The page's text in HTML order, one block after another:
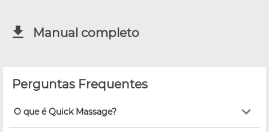
Manual completo
Perguntas Frequentes
O que é Quick Massage?